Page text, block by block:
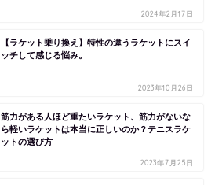
2024年2月17日
【ラケット乗り換え】特性の違うラケットにスイ
ッチして感じる悩み。
2023年10月26日
筋力がある人ほど重たいラケット、筋力がないな
ら軽いラケットは本当に正しいのか？テニスラケ
ットの選び方
2023年7月25日